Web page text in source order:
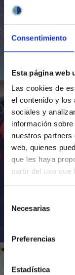
Consentimiento
Esta página web
Las cookies de
el contenido y los
sociales y
información
nuestros
web, quienes
que les haya
partir del uso que
Necesarias
Preferencias
Estadística